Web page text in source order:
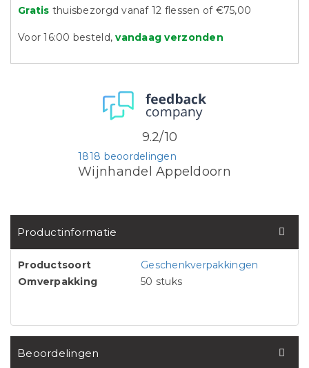
Gratis thuisbezorgd vanaf 12 flessen of €75,00
Voor 16:00 besteld,vandaag verzonden
Wijnhandel Appeldoorn
1818 beoordelingen
9.2/10
Productinformatie
Productsoort
Geschenkverpakkingen
Omverpakking
50 stuks
Beoordelingen